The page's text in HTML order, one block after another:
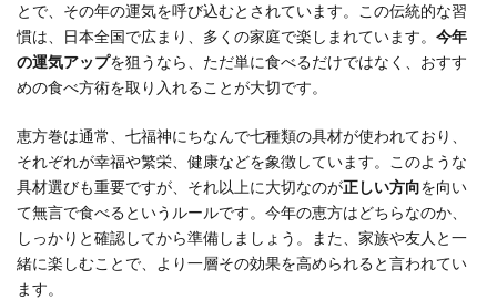
とで、その年の運気を呼び込むとされています。この伝統的な習
慣は、日本全国で広まり、多くの家庭で楽しまれています。 今年
の運気アップを狙うなら、ただ単に食べるだけではなく、おすす
めの食べ方術を取り入れることが大切です。
恵方巻は通常、七福神にちなんで七種類の具材が使われており、
それぞれが幸福や繁栄、健康などを象徴しています。このような
具材選びも重要ですが、それ以上に大切なのが正しい方向を向い
て無言で食べるというルールです。今年の恵方はどちらなのか、
しっかりと確認してから準備しましょう。また、家族や友人と一
緒に楽しむことで、より一層その効果を高められると言われてい
ます。